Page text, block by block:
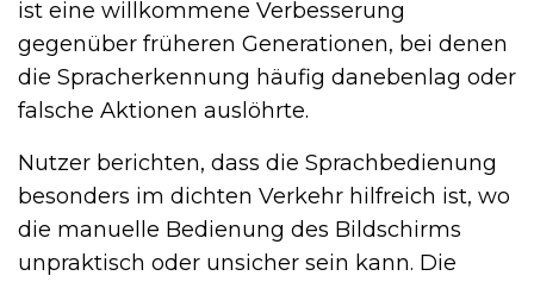
ist eine willkommene Verbesserung
gegenüber früheren Generationen, bei denen
die Spracherkennung häufig danebenlag oder
falsche Aktionen auslöhrte.
Nutzer berichten, dass die Sprachbedienung
besonders im dichten Verkehr hilfreich ist, wo
die manuelle Bedienung des Bildschirms
unpraktisch oder unsicher sein kann. Die